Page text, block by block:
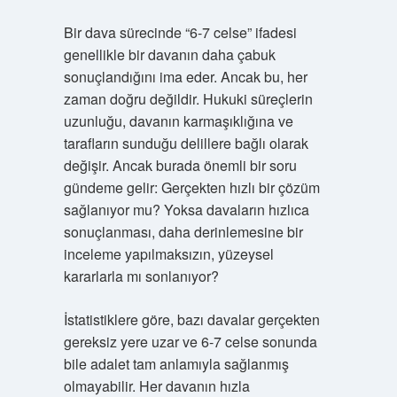
Bir dava sürecinde “6-7 celse” ifadesi
genellikle bir davanın daha çabuk
sonuçlandığını ima eder. Ancak bu, her
zaman doğru değildir. Hukuki süreçlerin
uzunluğu, davanın karmaşıklığına ve
tarafların sunduğu delillere bağlı olarak
değişir. Ancak burada önemli bir soru
gündeme gelir: Gerçekten hızlı bir çözüm
sağlanıyor mu? Yoksa davaların hızlıca
sonuçlanması, daha derinlemesine bir
inceleme yapılmaksızın, yüzeysel
kararlarla mı sonlanıyor?
İstatistiklere göre, bazı davalar gerçekten
gereksiz yere uzar ve 6-7 celse sonunda
bile adalet tam anlamıyla sağlanmış
olmayabilir. Her davanın hızla